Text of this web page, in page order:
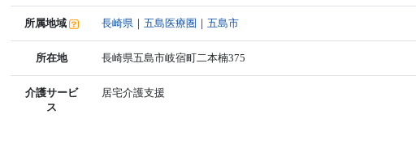
所属地域 長崎県 ｜五島医療圏 ｜五島市
所在地 長崎県五島市岐宿町二本楠375
介護サービ
ス
居宅介護支援